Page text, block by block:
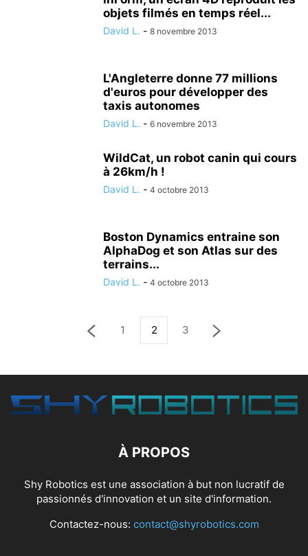
objets filmés en temps réel...
David L. - 8 novembre 2013
L'Angleterre donne 77 millions
d'euros pour développer des
taxis autonomes
David L. - 6 novembre 2013
WildCat, un robot canin qui cours
à 26km/h !
David L. - 4 octobre 2013
Boston Dynamics entraine son
AlphaDog et son Atlas sur des
terrains...
David L. - 4 octobre 2013
1 2 3
À PROPOS
Shy Robotics est une association à but non lucratif de
passionnés d'innovation et un site d'information.
Contactez-nous: contact@shyrobotics.com